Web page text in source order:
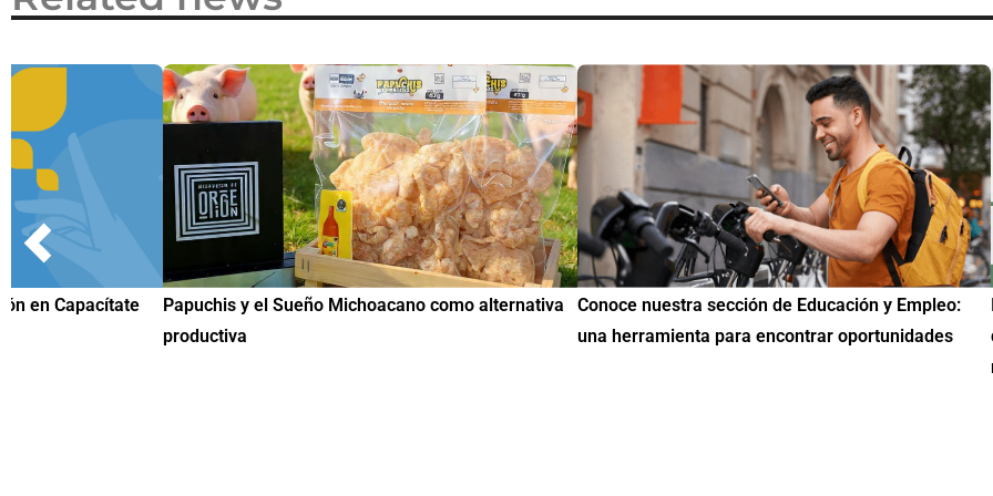
Papuchis y el Sueño Michoacano como alternativa Conoce nuestra sección de Educación y Empleo:
una herramienta para encontrar oportunidades
IMME realiza la 2ª
de Educación
mil mexicanos en